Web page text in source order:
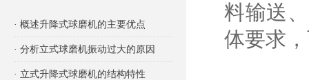
· 概述升降式球磨机的主要优点
· 分析立式球磨机振动过大的原因
· 立式升降式球磨机的结构特性
料输送
体要求